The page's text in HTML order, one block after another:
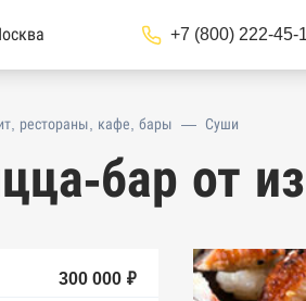
+7 (800) 222-45-
рестораны, кафе, бары — Суши
бар от
300 000 ₽